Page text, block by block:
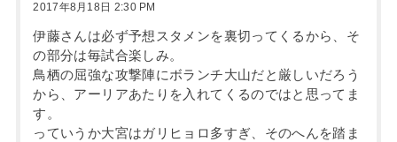
2017年8月18日 2:30 PM
伊藤さんは必ず予想スタメンを裏切ってくるから、そ
の部分は毎試合楽しみ。
鳥栖の屈強な攻撃陣にボランチ大山だと厳しいだろう
から、アーリアあたりを入れてくるのではと思ってま
す。
っていうか大宮はガリヒョロ多すぎ、そのへんを踏ま